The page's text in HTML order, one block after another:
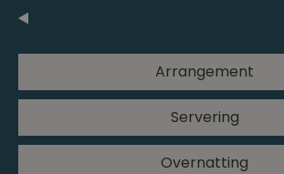
Arrangement
Servering
Overnatting